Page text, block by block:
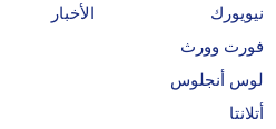
نيويورك
فورت وورث
لوس أنجلوس
أتلانتا
الأخبار